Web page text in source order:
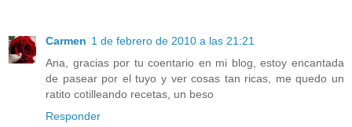
Carmen 1 de febrero de 2010 a las 21:21
Ana, gracias por tu coentario en mi blog, estoy encantada
de pasear por el tuyo y ver cosas tan ricas, me quedo un
ratito cotilleando recetas, un beso
Responder